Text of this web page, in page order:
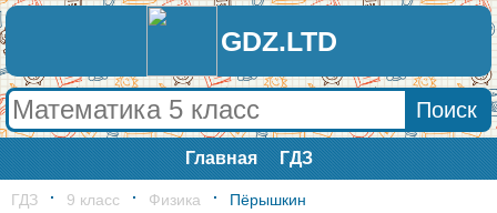
GDZ.LTD
Главная ГДЗ
ГДЗ 9 класс Физика Пёрышкин